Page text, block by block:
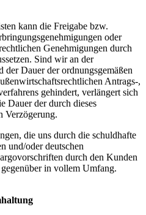
kann die Freigabe bzw.
oder
Genehmigungen durch
Sind wir an der
Dauer der ordnungsgemäßen
Antrags-,
gehindert, verlängert sich
Dauer der durch dieses
Verzögerung.
die uns durch die schuldhafte
und/oder deutschen
durch den Kunden
in vollem Umfang.